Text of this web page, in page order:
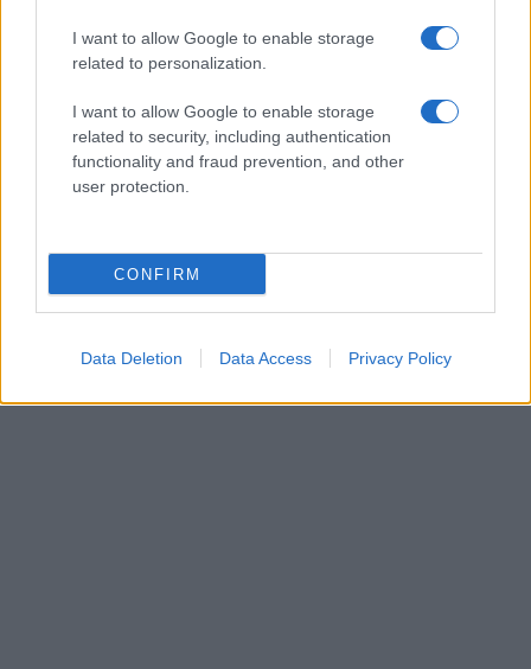
I want to allow Google to enable storage
related to personalization.
I want to allow Google to enable storage
related to security, including authentication
functionality and fraud prevention, and other
user protection.
CONFIRM
Data Deletion Data Access Privacy Policy